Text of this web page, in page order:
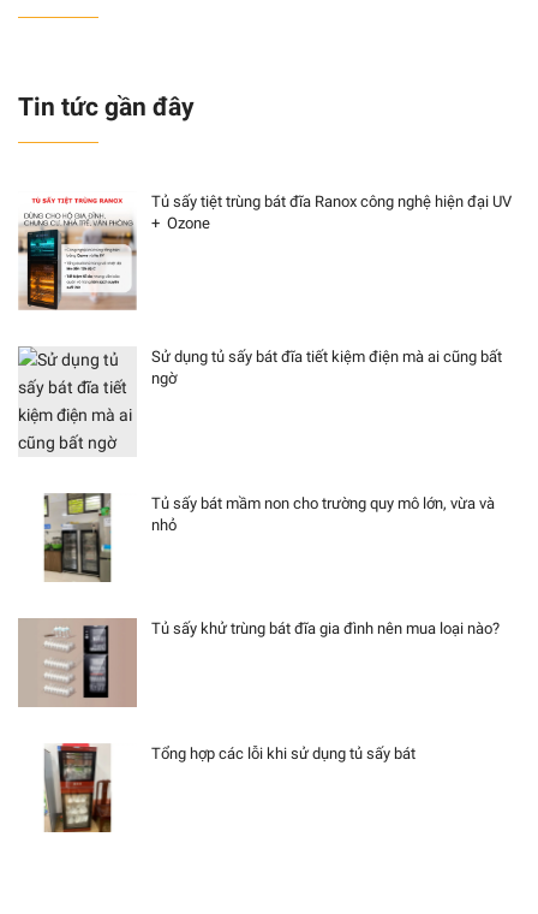
Tin tức gần đây
Tủ sấy tiệt trùng bát đĩa Ranox công nghệ hiện đại UV
+ Ozone
Sử dụng tủ sấy bát đĩa tiết kiệm điện mà ai cũng bất
ngờ
Tủ sấy bát mầm non cho trường quy mô lớn, vừa và
nhỏ
Tủ sấy khử trùng bát đĩa gia đình nên mua loại nào?
Tổng hợp các lỗi khi sử dụng tủ sấy bát